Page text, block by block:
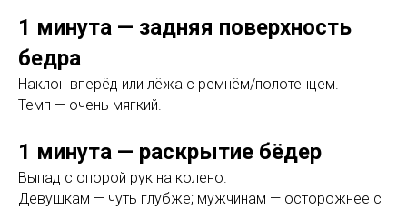
1 минута — задняя поверхность
бедра
Наклон вперёд или лёжа с ремнём/полотенцем.
Темп — очень мягкий.
1 минута — раскрытие бёдер
Выпад с опорой рук на колено.
Девушкам — чуть глубже; мужчинам — осторожнее с